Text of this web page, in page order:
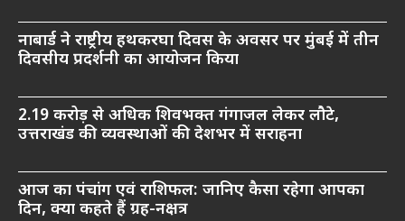
नाबार्ड ने राष्ट्रीय हथकरघा दिवस के अवसर पर मुंबई में तीन
दिवसीय प्रदर्शनी का आयोजन किया
2.19 करोड़ से अधिक शिवभक्त गंगाजल लेकर लौटे,
उत्तराखंड की व्यवस्थाओं की देशभर में सराहना
आज का पंचांग एवं राशिफल: जानिए कैसा रहेगा आपका
दिन, क्या कहते हैं ग्रह-नक्षत्र